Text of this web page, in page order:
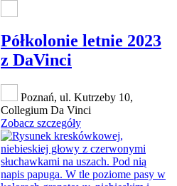
Półkolonie letnie 2023
z DaVinci
Poznań, ul. Kutrzeby 10,
Collegium Da Vinci
Zobacz szczegóły